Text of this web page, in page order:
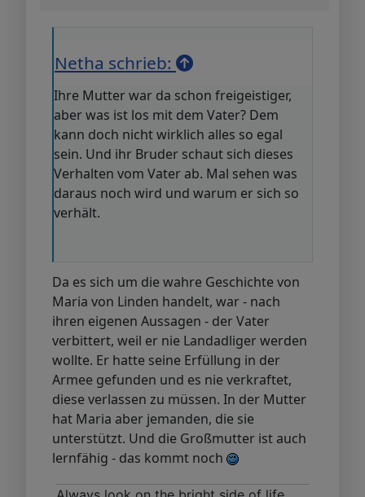
Netha schrieb:
Ihre Mutter war da schon freigeistiger,
aber was ist los mit dem Vater? Dem
kann doch nicht wirklich alles so egal
sein. Und ihr Bruder schaut sich dieses
Verhalten vom Vater ab. Mal sehen was
daraus noch wird und warum er sich so
verhält.
Da es sich um die wahre Geschichte von
Maria von Linden handelt, war - nach
ihren eigenen Aussagen - der Vater
verbittert, weil er nie Landadliger werden
wollte. Er hatte seine Erfüllung in der
Armee gefunden und es nie verkraftet,
diese verlassen zu müssen. In der Mutter
hat Maria aber jemanden, die sie
unterstützt. Und die Großmutter ist auch
lernfähig - das kommt noch